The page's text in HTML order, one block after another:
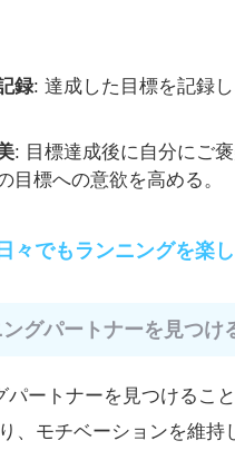
録: 達成した目標を記録
: 目標達成後に自分にご
目標への意欲を高める。
々でもランニングを楽
グパートナーを見つけ
パートナーを見つけるこ
、モチベーションを維持